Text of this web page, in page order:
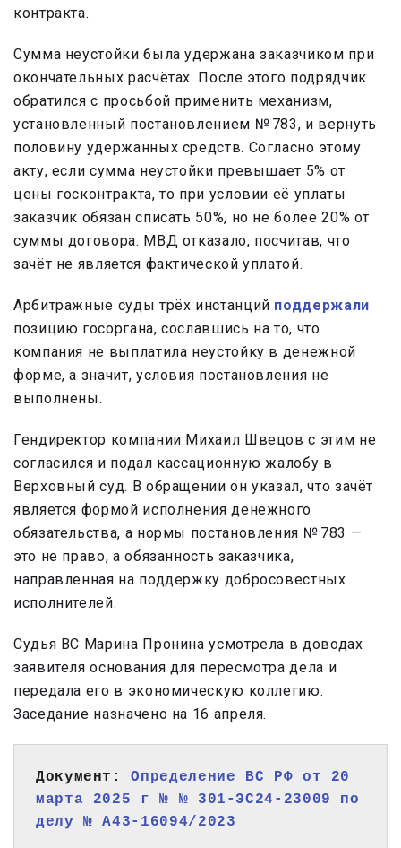
контракта.
Сумма неустойки была удержана заказчиком при
окончательных расчётах. После этого подрядчик
обратился с просьбой применить механизм,
установленный постановлением № 783, и вернуть
половину удержанных средств. Согласно этому
акту, если сумма неустойки превышает 5% от
цены госконтракта, то при условии её уплаты
заказчик обязан списать 50%, но не более 20% от
суммы договора. МВД отказало, посчитав, что
зачёт не является фактической уплатой.
Арбитражные суды трёх инстанций поддержали
позицию госоргана, сославшись на то, что
компания не выплатила неустойку в денежной
форме, а значит, условия постановления не
выполнены.
Гендиректор компании Михаил Швецов с этим не
согласился и подал кассационную жалобу в
Верховный суд. В обращении он указал, что зачёт
является формой исполнения денежного
обязательства, а нормы постановления № 783 —
это не право, а обязанность заказчика,
направленная на поддержку добросовестных
исполнителей.
Судья ВС Марина Пронина усмотрела в доводах
заявителя основания для пересмотра дела и
передала его в экономическую коллегию.
Заседание назначено на 16 апреля.
Документ: Определение ВС РФ от 20
марта 2025 г № № 301-ЭС24-23009 по
делу № А43-16094/2023